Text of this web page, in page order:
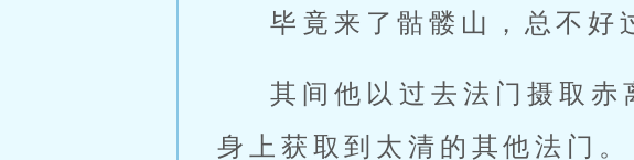
毕竟来了骷髅山，总不好
其间他以过去法门摄取
身上获取到太清的其他法门。